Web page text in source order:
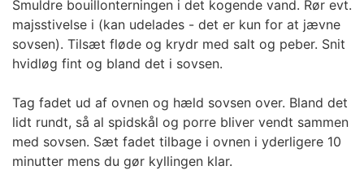
Smuldre bouillonterningen i det kogende vand. Rør evt.
majsstivelse i (kan udelades - det er kun for at jævne
sovsen). Tilsæt fløde og krydr med salt og peber. Snit
hvidløg fint og bland det i sovsen.
Tag fadet ud af ovnen og hæld sovsen over. Bland det
lidt rundt, så al spidskål og porre bliver vendt sammen
med sovsen. Sæt fadet tilbage i ovnen i yderligere 10
minutter mens du gør kyllingen klar.